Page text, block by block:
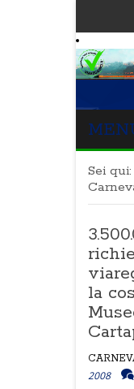
Sei qui:
la
2008